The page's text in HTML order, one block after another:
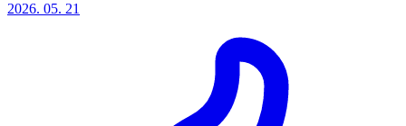
2026. 05. 21